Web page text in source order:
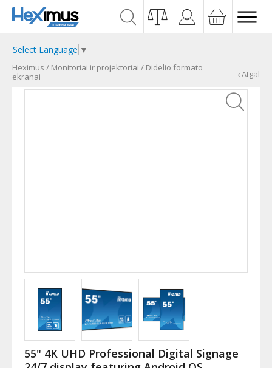
Select Language ▼
Heximus / Monitoriai ir projektoriai / Didelio formato
ekranai
‹ Atgal
55" 4K UHD Professional Digital Signage